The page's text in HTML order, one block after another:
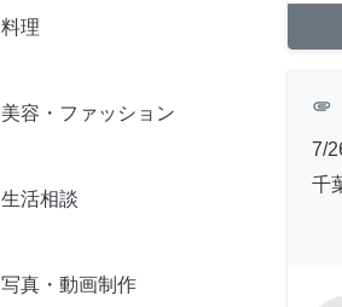
料理
美容・ファッション
生活相談
写真・動画制作
attachment
7/
千